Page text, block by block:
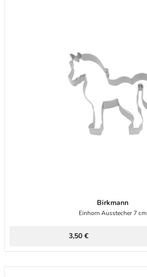
Birkmann
Einhorn Ausstecher 7 cm
3,50 €